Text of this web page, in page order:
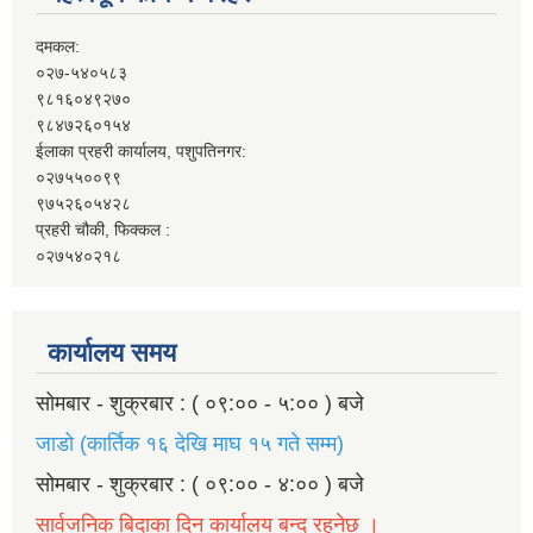
दमकल:
०२७-५४०५८३
९८१६०४९२७०
९८४७२६०१५४
ईलाका प्रहरी कार्यालय, पशुपतिनगर:
०२७५५००९९
९७५२६०५४२८
प्रहरी चौकी, फिक्कल :
०२७५४०२१८
कार्यालय समय
सोमबार - शुक्रबार : ( ०९:०० - ५:०० ) बजे
जाडो (कार्तिक १६ देखि माघ १५ गते सम्म)
सोमबार - शुक्रबार : ( ०९:०० - ४:०० ) बजे
सार्वजनिक बिदाका दिन कार्यालय बन्द रहनेछ ।